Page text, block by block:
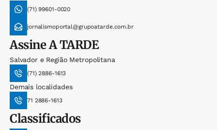
(71) 99601-0020
jornalismoportal@grupoatarde.com.br
AssineA TARDE
Salvador e Região Metropolitana
(71) 2886-1613
Demais localidades
71 2886-1613
Classificados